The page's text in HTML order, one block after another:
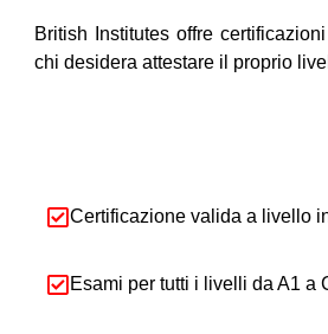
British Institutes offre
chi desidera attestare il proprio
Certificazione valida a livello
Esami per tutti i livelli da A1 a